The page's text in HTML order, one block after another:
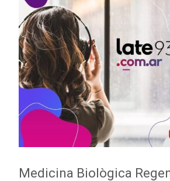
Medicina Biològica